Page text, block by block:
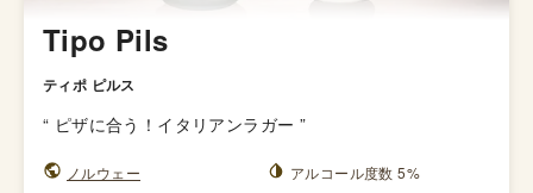
Tipo Pils
ティポ ピルス
“ ピザに合う！イタリアンラガー ”
ノルウェー
アルコール度数 5%